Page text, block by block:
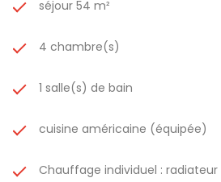
séjour 54 m²
4 chambre(s)
1 salle(s) de bain
cuisine américaine (équipée)
Chauffage individuel : radiateur